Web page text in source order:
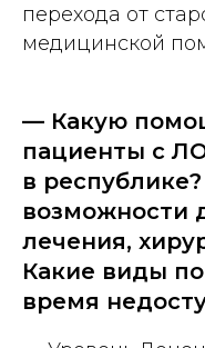
перехода от
медицинской
— Какую
пациенты с
в
возможности
лечения,
Какие виды
время